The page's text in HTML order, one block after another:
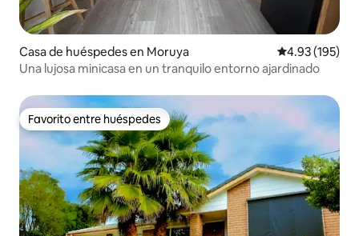
Casa de huéspedes en Moruya Calificación
4.93 (195)
Una lujosa minicasa en un tranquilo entorno ajardinado
Favorito entre huéspedes
Favorito entre huéspedes